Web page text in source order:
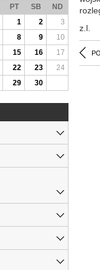
z.l.
PT SB
ND
1
2
3
8 9
10
15 16
17
22 23
24
29 30